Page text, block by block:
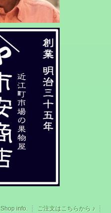
Shop info. ご注文はこちらから ♪